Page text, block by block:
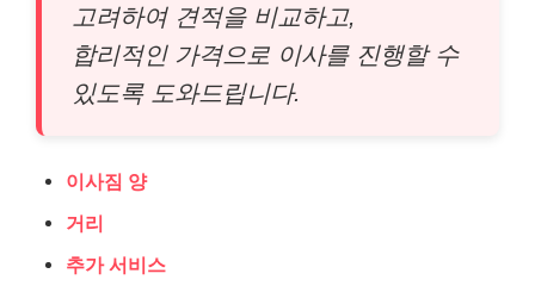
고려하여 견적을 비교하고,
합리적인 가격으로 이사를 진행할 수
있도록 도와드립니다.
이사짐 양
거리
추가 서비스